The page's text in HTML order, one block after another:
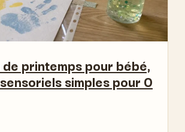
printemps pour bébé,
simples pour 0